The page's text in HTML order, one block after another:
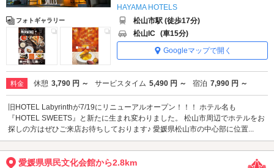
フォトギャラリー
HAYAMA HOTELS
松山市駅 (徒歩17分)
松山IC (車15分)
Googleマップで開く
料金 休憩 3,790 円 ～ サービスタイム 5,490 円 ～ 宿泊 7,990 円 ～
旧HOTEL Labyrinthが7/19にリニューアルオープン！！！ ホテル名も
『HOTEL SWEETS』と新たに生まれ変わりました。 松山市周辺でホテルをお
探しの方はぜひご来店お待ちしております♪ 愛媛県松山市の中心部に位置...
愛媛県県民文化会館から2.8km